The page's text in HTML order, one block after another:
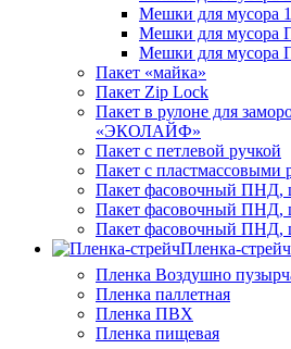
Мешки для мусора
Мешки для мусора
Мешки для
Пакет «майка»
Пакет Zip Lock
Пакет в рулоне для
«ЭКОЛАЙФ»
Пакет с петлевой ручкой
Пакет с пластмассовыми
Пакет фасовочный ПНД,
Пакет фасовочный ПНД,
Пакет фасовочный ПНД,
Пленка-стрейч
Пленка Воздушно
Пленка паллетная
Пленка ПВХ
Пленка пищевая